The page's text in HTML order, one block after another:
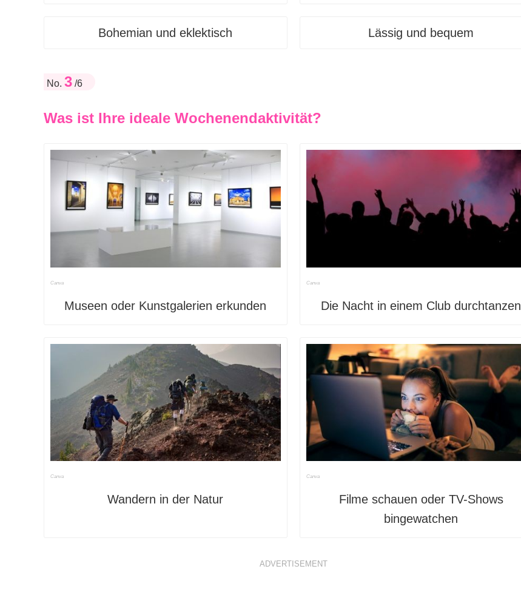
Bohemian und eklektisch Lässig und bequem
No. 3 /6
Was ist Ihre ideale Wochenendaktivität?
Canva
Museen oder Kunstgalerien erkunden
Canva
Die Nacht in einem Club durchtanzen
Canva
Wandern in der Natur
Canva
Filme schauen oder TV-Shows
bingewatchen
ADVERTISEMENT